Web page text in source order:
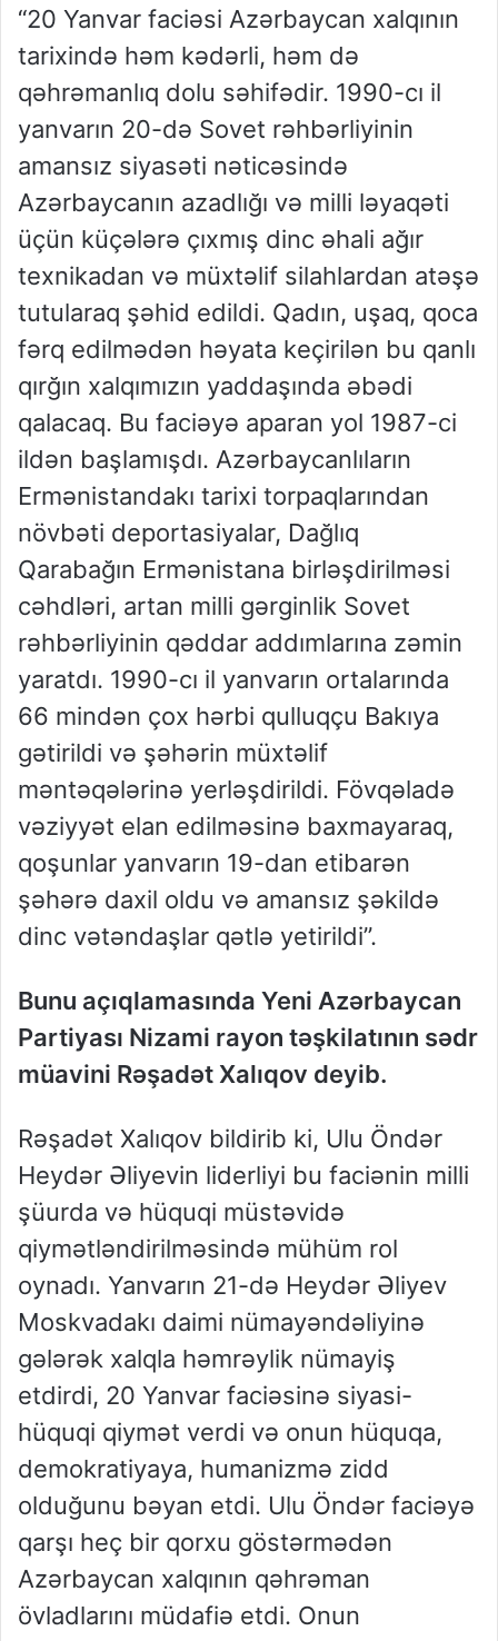
“20 Yanvar faciəsi Azərbaycan xalqının
tarixində həm kədərli, həm də
qəhrəmanlıq dolu səhifədir. 1990-cı il
yanvarın 20-də Sovet rəhbərliyinin
amansız siyasəti nəticəsində
Azərbaycanın azadlığı və milli ləyaqəti
üçün küçələrə çıxmış dinc əhali ağır
texnikadan və müxtəlif silahlardan atəşə
tutularaq şəhid edildi. Qadın, uşaq, qoca
fərq edilmədən həyata keçirilən bu qanlı
qırğın xalqımızın yaddaşında əbədi
qalacaq. Bu faciəyə aparan yol 1987-ci
ildən başlamışdı. Azərbaycanlıların
Ermənistandakı tarixi torpaqlarından
növbəti deportasiyalar, Dağlıq
Qarabağın Ermənistana birləşdirilməsi
cəhdləri, artan milli gərginlik Sovet
rəhbərliyinin qəddar addımlarına zəmin
yaratdı. 1990-cı il yanvarın ortalarında
66 mindən çox hərbi qulluqçu Bakıya
gətirildi və şəhərin müxtəlif
məntəqələrinə yerləşdirildi. Fövqəladə
vəziyyət elan edilməsinə baxmayaraq,
qoşunlar yanvarın 19-dan etibarən
şəhərə daxil oldu və amansız şəkildə
dinc vətəndaşlar qətlə yetirildi”.
Bunu açıqlamasında Yeni Azərbaycan
Partiyası Nizami rayon təşkilatının sədr
müavini Rəşadət Xalıqov deyib.
Rəşadət Xalıqov bildirib ki, Ulu Öndər
Heydər Əliyevin liderliyi bu faciənin milli
şüurda və hüquqi müstəvidə
qiymətləndirilməsində mühüm rol
oynadı. Yanvarın 21-də Heydər Əliyev
Moskvadakı daimi nümayəndəliyinə
gələrək xalqla həmrəylik nümayiş
etdirdi, 20 Yanvar faciəsinə siyasi-
hüquqi qiymət verdi və onun hüquqa,
demokratiyaya, humanizmə zidd
olduğunu bəyan etdi. Ulu Öndər faciəyə
qarşı heç bir qorxu göstərmədən
Azərbaycan xalqının qəhrəman
övladlarını müdafiə etdi. Onun